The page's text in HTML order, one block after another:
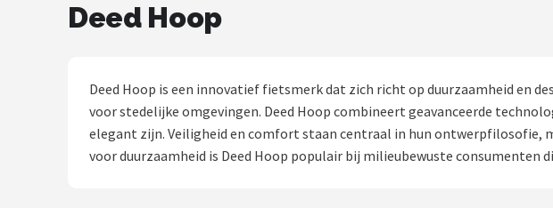
Fietsroutes
Deed Hoop
Deed Hoop is een innovatief fietsmerk dat zich richt op duurzaamheid en
voor stedelijke omgevingen. Deed Hoop combineert geavanceerde
elegant zijn. Veiligheid en comfort staan centraal in hun ontwerpfilosofie,
voor duurzaamheid is Deed Hoop populair bij milieubewuste consumenten